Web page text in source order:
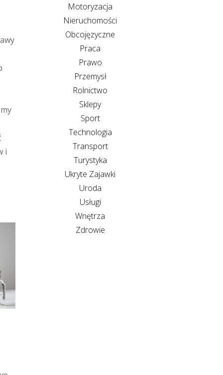
i
Motoryzacja
Nieruchomości
Obcojęzyczne
Praca
Prawo
Przemysł
Rolnictwo
Sklepy
Sport
Technologia
Transport
Turystyka
Ukryte Zajawki
Uroda
Usługi
Wnętrza
Zdrowie